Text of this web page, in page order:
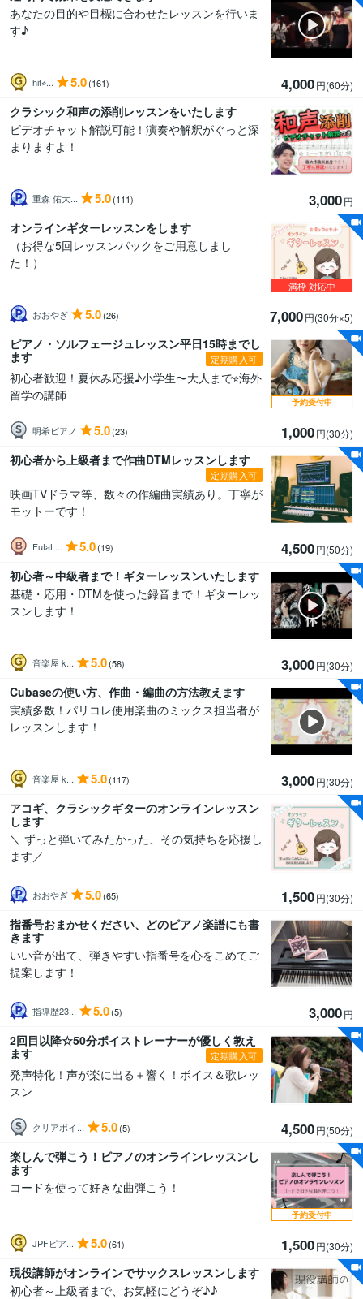
あなたの目的や目標に合わせたレッスンを行いま
す♪
hit⭐︎... 5.0(161) 4,000円(60分)
クラシック和声の添削レッスンをいたします
ビデオチャット解説可能！演奏や解釈がぐっと深
まりますよ！
重森 佑大... 5.0(111) 3,000円
オンラインギターレッスンをします
（お得な5回レッスンパックをご用意しまし
た！）
おおやぎ 5.0(26) 7,000円(30分×5)
満枠対応中
ピアノ・ソルフェージュレッスン平日15時までし
ます
定期購入可
初心者歓迎！夏休み応援♪小学生〜大人まで⭐︎海外
留学の講師
明希ピアノ 5.0(23) 1,000円(30分)
予約受付中
初心者から上級者まで作曲DTMレッスンします
定期購入可
映画TVドラマ等、数々の作編曲実績あり。丁寧が
モットーです！
FutaL... 5.0(19) 4,500円(50分)
初心者～中級者まで！ギターレッスンいたします
基礎・応用・DTMを使った録音まで！ギターレッ
スンします！
音楽屋 k... 5.0(58) 3,000円(30分)
Cubaseの使い方、作曲・編曲の方法教えます
実績多数！パリコレ使用楽曲のミックス担当者が
レッスンします！
音楽屋 k... 5.0(117) 3,000円(30分)
アコギ、クラシックギターのオンラインレッスン
します
＼ ずっと弾いてみたかった、その気持ちを応援し
ます／
おおやぎ 5.0(65) 1,500円(30分)
指番号おまかせください、どのピアノ楽譜にも書
きます
いい音が出て、弾きやすい指番号を心をこめてご
提案します！
指導歴23... 5.0(5) 3,000円
2回目以降☆50分ボイストレーナーが優しく教え
ます
定期購入可
発声特化！声が楽に出る＋響く！ボイス＆歌レッ
スン
クリアボイ... 5.0(5) 4,500円(50分)
楽しんで弾こう！ピアノのオンラインレッスンし
ます
コードを使って好きな曲弾こう！
JPFピア... 5.0(61) 1,500円(30分)
予約受付中
現役講師がオンラインでサックスレッスンします
初心者～上級者まで、お気軽にどうぞ♪♪